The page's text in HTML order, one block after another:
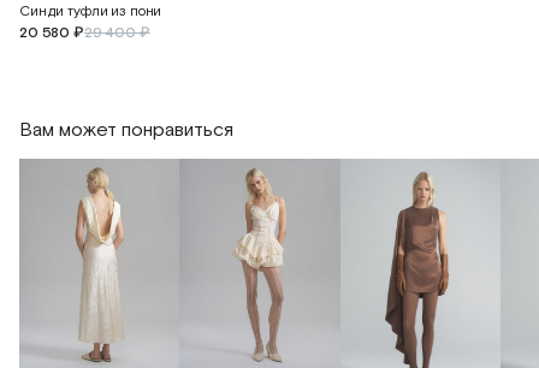
Синди туфли из пони
20 580 ₽29 400 ₽
Вам может понравиться